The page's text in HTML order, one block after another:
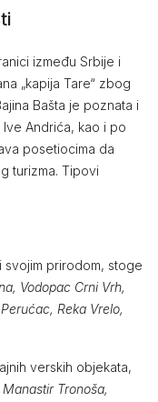
između Srbije i
„kapija Tare“ zbog
Bašta je poznata i
Andrića, kao i po
posetiocima da
turizma. Tipovi
svojim prirodom, stoge
Vodopac Crni Vrh,
Reka Vrelo,
verskih objekata,
Tronoša,